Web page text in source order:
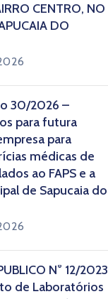
CENTRO, NO
DO
30/2026 –
para futura
para
médicas de
ao FAPS e a
de Sapucaia do
N° 12/2023
de Laboratórios